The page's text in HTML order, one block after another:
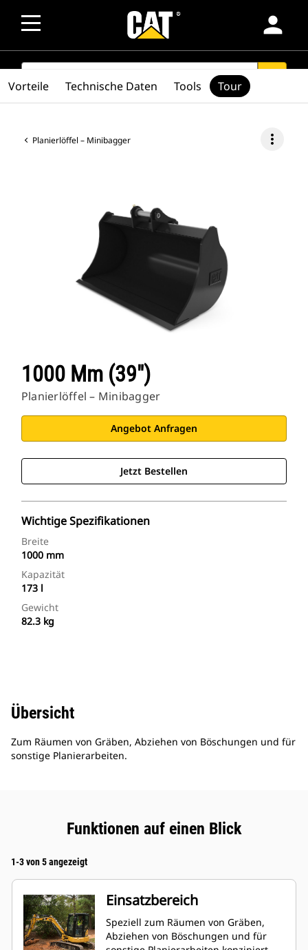
person
SEARCH
Planierlöffel – Minibagger more_vert
1000 Mm (39")
Planierlöffel – Minibagger
Angebot Anfragen
Jetzt Bestellen
Wichtige Spezifikationen
Breite
1000 mm
Kapazität
173 l
Gewicht
82.3 kg
Vorteile Technische Daten Tools Tour
Übersicht
Zum Räumen von Gräben, Abziehen von Böschungen und für
sonstige Planierarbeiten.
Funktionen auf einen Blick
1-3 von 5 angezeigt
Einsatzbereich
Speziell zum Räumen von Gräben,
Abziehen von Böschungen und für